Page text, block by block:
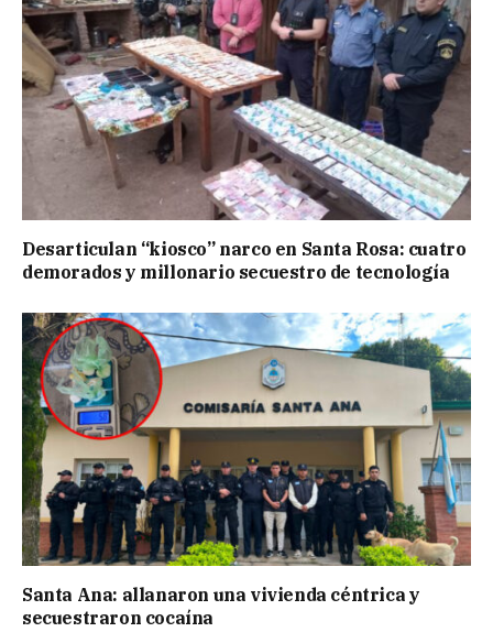
Desarticulan “kiosco” narco en Santa Rosa: cuatro
demorados y millonario secuestro de tecnología
Santa Ana: allanaron una vivienda céntrica y
secuestraron cocaína